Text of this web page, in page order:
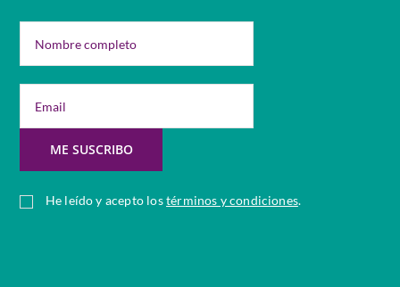
He leído y acepto lostérminos y condiciones.